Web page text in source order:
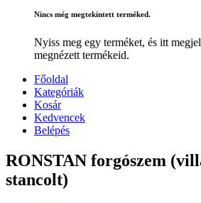
Nincs még megtekintett terméked.
Nyiss meg egy terméket, és itt
megnézett termékeid.
Főoldal
Kategóriák
Kosár
Kedvencek
Belépés
RONSTAN forgószem
stancolt)